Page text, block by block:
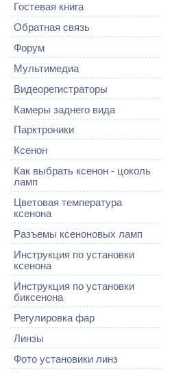
Гостевая книга
Обратная связь
Форум
Мультимедиа
Видеорегистраторы
Камеры заднего вида
Парктроники
Ксенон
Как выбрать ксенон - цоколь
ламп
Цветовая температура
ксенона
Разъемы ксеноновых ламп
Инструкция по установки
ксенона
Инструкция по установки
биксенона
Регулировка фар
Линзы
Фото установики линз